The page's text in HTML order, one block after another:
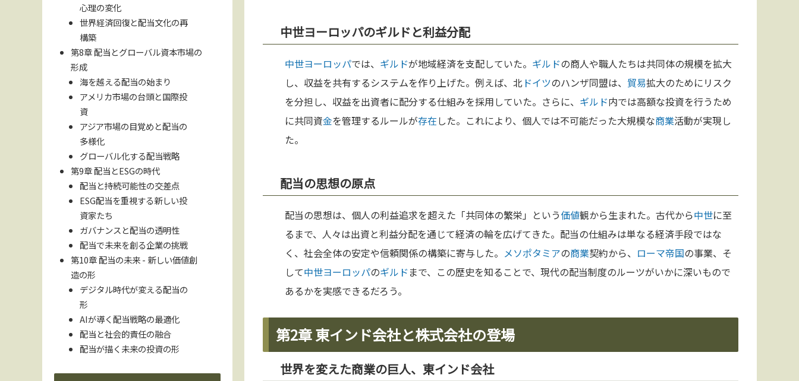
中世ヨーロッパのギルドと利益分配
中世ヨーロッパでは、 ギルドが地域経済を支配していた。 ギルドの商人や職人たちは共同体の規模を拡大
し、収益を共有するシステムを作り上げた。例えば、北ドイツのハンザ同盟は、 貿易拡大のためにリスク
を分担し、収益を出資者に配分する仕組みを採用していた。さらに、 ギルド内では高額な投資を行うため
に共同資金を管理するルールが存在した。これにより、個人では不可能だった大規模な商業活動が実現し
た。
配当の思想の原点
配当の思想は、個人の利益追求を超えた「共同体の繁栄」という価値観から生まれた。古代から中世に至
るまで、人々は出資と利益分配を通じて経済の輪を広げてきた。配当の仕組みは単なる経済手段ではな
く、社会全体の安定や信頼関係の構築に寄与した。 メソポタミアの商業契約から、 ローマ帝国の事業、そ
して中世ヨーロッパのギルド まで、この歴史を知ることで、現代の配当制度のルーツがいかに深いもので
あるかを実感できるだろう。
第2章 東インド会社と株式会社の登場
世界を変えた商業の巨人、東インド会社
心理の変化
世界経済回復と配当文化の再
構築
第8章 配当とグローバル資本市場の
形成
海を越える配当の始まり
アメリカ市場の台頭と国際投
資
アジア市場の目覚めと配当の
多様化
グローバル化する配当戦略
第9章 配当とESGの時代
配当と持続可能性の交差点
ESG配当を重視する新しい投
資家たち
ガバナンスと配当の透明性
配当で未来を創る企業の挑戦
第10章 配当の未来 - 新しい価値創
造の形
デジタル時代が変える配当の
形
AIが導く配当戦略の最適化
配当と社会的責任の融合
配当が描く未来の投資の形